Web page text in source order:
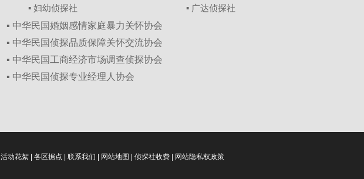
▪ 妇幼侦探社 ▪ 广达侦探社
▪ 中华民国婚姻感情家庭暴力关怀协会
▪ 中华民国侦探品质保障关怀交流协会
▪ 中华民国工商经济市场调查侦探协会
▪ 中华民国侦探专业经理人协会
活动花絮 各区据点 联系我们 网站地图 侦探社收费 网站隐私权政策